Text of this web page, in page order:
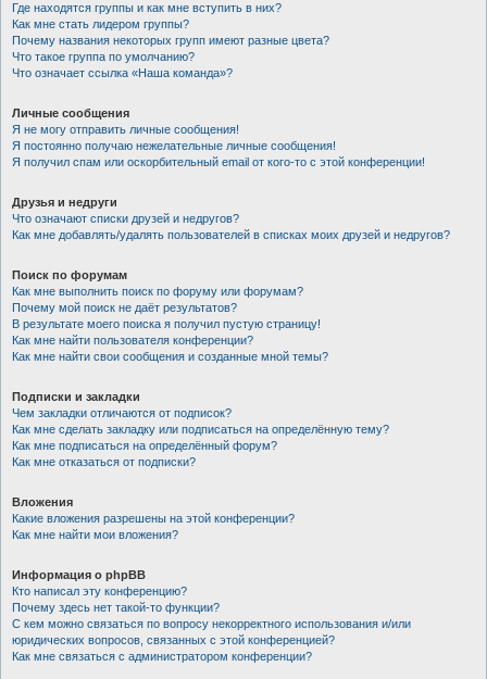
Где находятся группы и как мне вступить в них?
Как мне стать лидером группы?
Почему названия некоторых групп имеют разные цвета?
Что такое группа по умолчанию?
Что означает ссылка «Наша команда»?
Личные сообщения
Я не могу отправить личные сообщения!
Я постоянно получаю нежелательные личные сообщения!
Я получил спам или оскорбительный email от кого-то с этой конференции!
Друзья и недруги
Что означают списки друзей и недругов?
Как мне добавлять/удалять пользователей в списках моих друзей и недругов?
Поиск по форумам
Как мне выполнить поиск по форуму или форумам?
Почему мой поиск не даёт результатов?
В результате моего поиска я получил пустую страницу!
Как мне найти пользователя конференции?
Как мне найти свои сообщения и созданные мной темы?
Подписки и закладки
Чем закладки отличаются от подписок?
Как мне сделать закладку или подписаться на определённую тему?
Как мне подписаться на определённый форум?
Как мне отказаться от подписки?
Вложения
Какие вложения разрешены на этой конференции?
Как мне найти мои вложения?
Информация о phpBB
Кто написал эту конференцию?
Почему здесь нет такой-то функции?
С кем можно связаться по вопросу некорректного использования и/или
юридических вопросов, связанных с этой конференцией?
Как мне связаться с администратором конференции?